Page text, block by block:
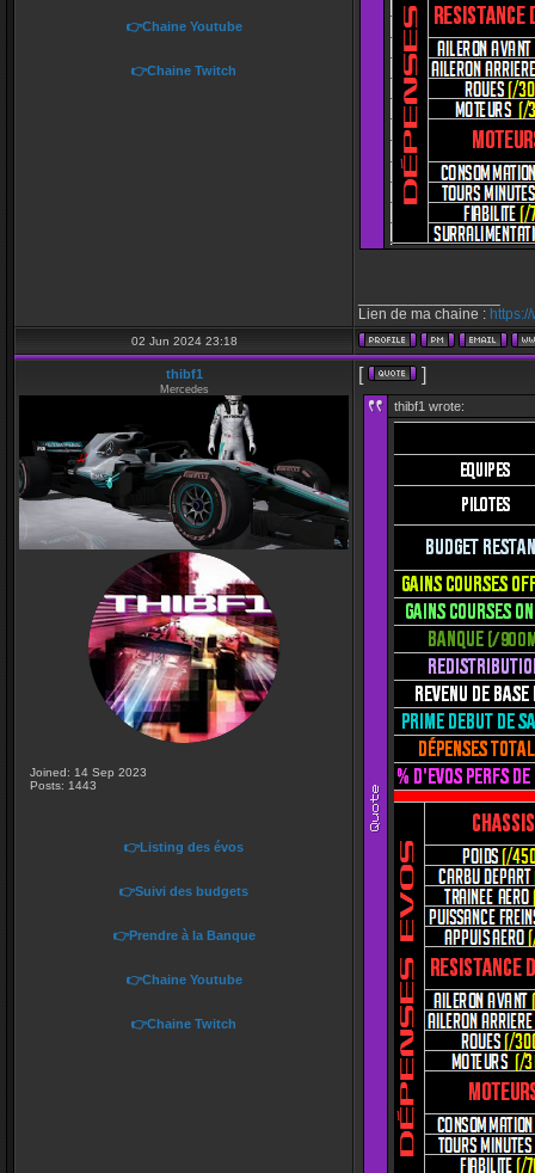
👉Chaine Youtube
👉Chaine Twitch
Lien de ma chaine :
02 Jun 2024 23:18
thibf1
Mercedes
Joined: 14 Sep 2023
Posts: 1443
👉Listing des évos
👉Suivi des budgets
👉Prendre à la Banque
👉Chaine Youtube
👉Chaine Twitch
[ ]
thibf1 wrote: